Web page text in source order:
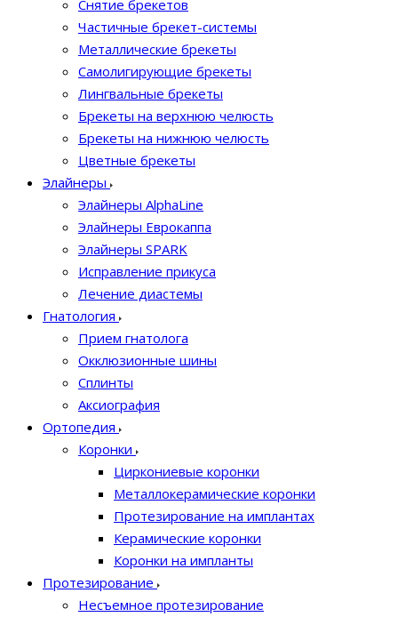
Снятие брекетов
Частичные брекет-системы
Металлические брекеты
Самолигирующие брекеты
Лингвальные брекеты
Брекеты на верхнюю челюсть
Брекеты на нижнюю челюсть
Цветные брекеты
Элайнеры
Элайнеры AlphaLine
Элайнеры Еврокаппа
Элайнеры SPARK
Исправление прикуса
Лечение диастемы
Гнатология
Прием гнатолога
Окклюзионные шины
Сплинты
Аксиография
Ортопедия
Коронки
Циркониевые коронки
Металлокерамические коронки
Протезирование на имплантах
Керамические коронки
Коронки на импланты
Протезирование
Несъемное протезирование